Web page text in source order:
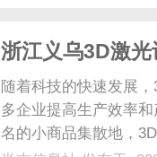
浙江义乌3D激
随着科技的快速发展
多企业提高生产效率
名的小商品集散地，